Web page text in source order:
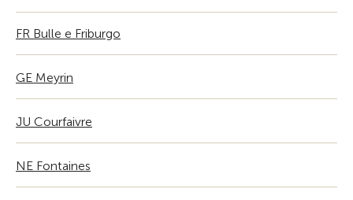
FR Bulle e Friburgo
GE Meyrin
JU Courfaivre
NE Fontaines